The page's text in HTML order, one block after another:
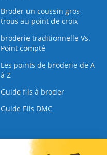
Broder un coussin gros
trous au point de croix
broderie traditionnelle Vs.
Point compté
Les points de broderie de A
à Z
Guide fils à broder
Guide Fils DMC